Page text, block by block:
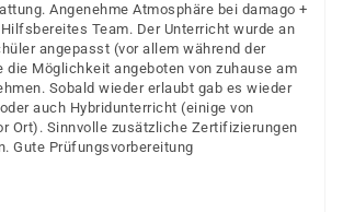
Angenehme Atmosphäre bei damago +
Team. Der Unterricht wurde an
angepasst (vor allem während der
die Möglichkeit angeboten von zuhause am
Sobald wieder erlaubt gab es wieder
auch Hybridunterricht (einige von
Ort). Sinnvolle zusätzliche Zertifizierungen
Gute Prüfungsvorbereitung